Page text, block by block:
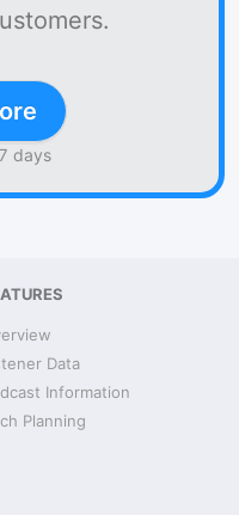
days
Data
Information
Planning